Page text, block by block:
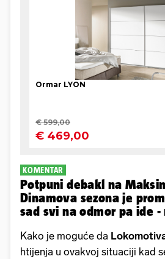
KOMENTAR
Potpuni debakl na
Dinamova sezona je
sad svi na odmor pa ide -
Kako je moguće da
htijenja u ovakvoj situaciji kad